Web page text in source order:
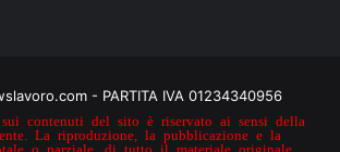
- PARTITA IVA 01234340956
contenuti del sito è riservato ai sensi della
La riproduzione, la pubblicazione e la
o parziale, di tutto il materiale originale